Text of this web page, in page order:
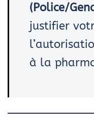
(Police/
justifier
à la